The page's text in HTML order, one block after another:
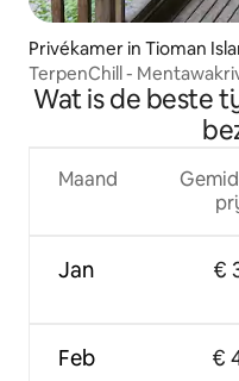
Privékamer in Tioman
TerpenChill -
Wat is de beste
Maand
Jan
Feb
€
€